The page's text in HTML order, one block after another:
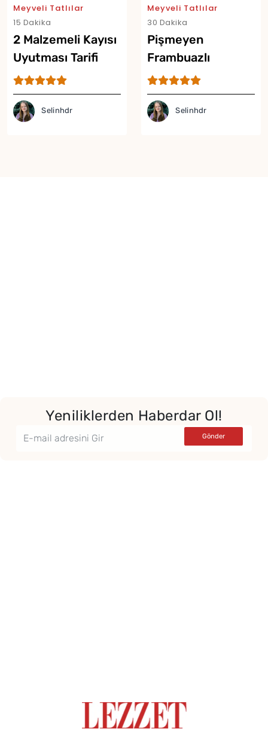
Meyveli Tatlılar
15 Dakika
2 Malzemeli Kayısı
Uyutması Tarifi
Selinhdr
Meyveli Tatlılar
30 Dakika
Pişmeyen
Frambuazlı
Rokoko Tarifi
Selinhdr
Yeniliklerden Haberdar Ol!